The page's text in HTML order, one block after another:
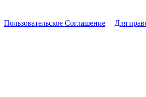
Пользовательское Соглашение | Для